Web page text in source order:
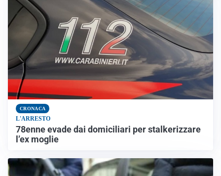
CRONACA
L'ARRESTO
78enne evade dai domiciliari per stalkerizzare
l’ex moglie